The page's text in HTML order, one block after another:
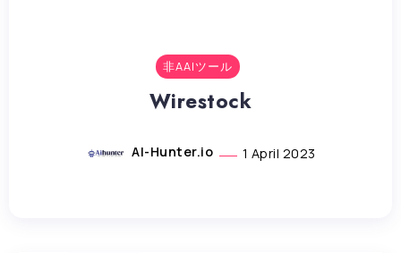
非AAIツール
Wirestock
AI-Hunter.io 1 April 2023